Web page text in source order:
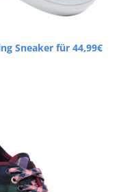
Sneaker für 44,99€